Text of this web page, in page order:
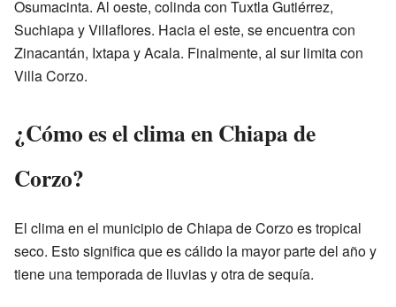
Osumacinta. Al oeste, colinda con Tuxtla Gutiérrez,
Suchiapa y Villaflores. Hacia el este, se encuentra con
Zinacantán, Ixtapa y Acala. Finalmente, al sur limita con
Villa Corzo.
¿Cómo es el clima en Chiapa de
Corzo?
El clima en el municipio de Chiapa de Corzo es tropical
seco. Esto significa que es cálido la mayor parte del año y
tiene una temporada de lluvias y otra de sequía.